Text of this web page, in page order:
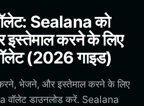
Sealana को
इस्तेमाल करने के लिए
(2026 गाइड)
भेजने, और इस्तेमाल करने के लिए
वॉलेट डाउनलोड करें. Sealana